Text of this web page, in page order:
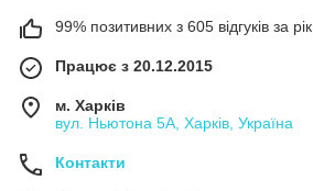
99% позитивних з 605 відгуків за рік
Працює з 20.12.2015
м. Харків
вул. Ньютона 5А, Харків, Україна
Контакти